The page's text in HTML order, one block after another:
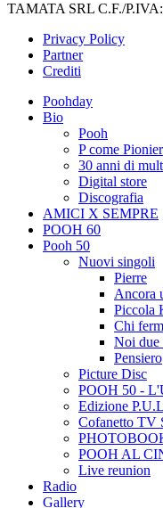
TAMATA SRL C.F./
Privacy Policy
Partner
Crediti
Poohday
Bio
Pooh
P come
30 anni di
Digital store
Discografia
AMICI X SEMPRE
POOH 60
Pooh 50
Nuovi singoli
Pierre
Ancora
Piccola
Chi
Noi due
Pensiero
Picture Disc
POOH 50 -
Edizione
Cofanetto TV
POOH AL
Live reunion
Radio
Gallery